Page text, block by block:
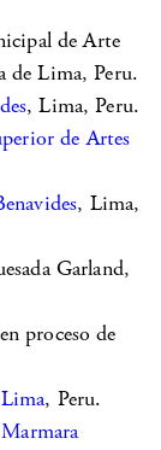
de Arte
de Lima, Peru.
, Lima, Peru.
de Artes
, Lima,
Garland,
proceso de
, Peru.
Marmara